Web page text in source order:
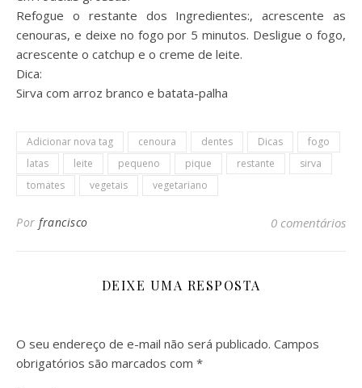
Refogue o restante dos Ingredientes:, acrescente as
cenouras, e deixe no fogo por 5 minutos. Desligue o fogo,
acrescente o catchup e o creme de leite.
Dica:
Sirva com arroz branco e batata-palha
Adicionar nova tag cenoura dentes Dicas
fogo
latas
leite pequeno pique restante
sirva
tomates
vegetais vegetariano
Por francisco 0 comentários
DEIXE UMA RESPOSTA
O seu endereço de e-mail não será publicado. Campos
obrigatórios são marcados com *